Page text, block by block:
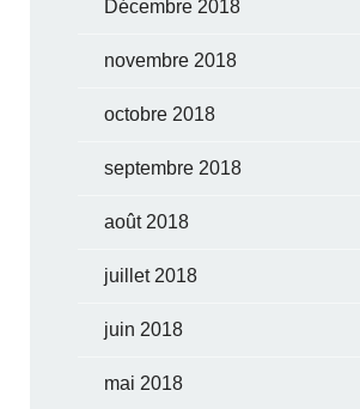
Décembre 2018
novembre 2018
octobre 2018
septembre 2018
août 2018
juillet 2018
juin 2018
mai 2018